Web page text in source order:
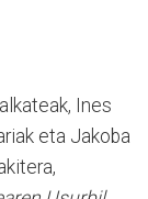
Ines
eta Jakoba